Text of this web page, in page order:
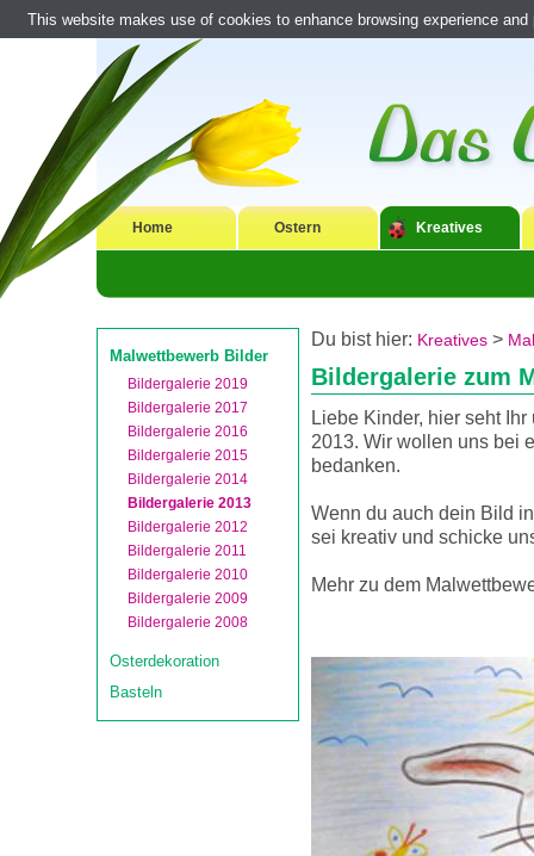
Home Ostern Kreatives
Malwettbewerb Bilder
Bildergalerie 2019
Bildergalerie 2017
Bildergalerie 2016
Bildergalerie 2015
Bildergalerie 2014
Bildergalerie 2013
Bildergalerie 2012
Bildergalerie 2011
Bildergalerie 2010
Bildergalerie 2009
Bildergalerie 2008
Osterdekoration
Basteln
Du bist hier: Kreatives >
Bildergalerie zum
Liebe Kinder, hier seht
2013. Wir wollen uns bei
bedanken.
Wenn du auch dein Bild
sei kreativ und schicke
Mehr zu dem
This website makes use of cookies to enhance browsing experience